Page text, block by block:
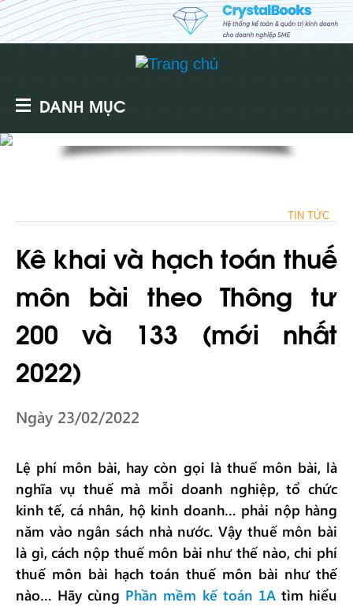
DANH MỤC
TIN TỨC
Kê khai và hạch toán thuế
môn bài theo Thông tư
200 và 133 (mới nhất
2022)
Ngày 23/02/2022
Lệ phí môn bài, hay còn gọi là thuế môn bài, là
nghĩa vụ thuế mà mỗi doanh nghiệp, tổ chức
kinh tế, cá nhân, hộ kinh doanh… phải nộp hàng
năm vào ngân sách nhà nước. Vậy thuế môn bài
là gì, cách nộp thuế môn bài như thế nào, chi phí
thuế môn bài hạch toán thuế môn bài như thế
nào… Hãy cùng Phần mềm kế toán 1Atìm hiểu